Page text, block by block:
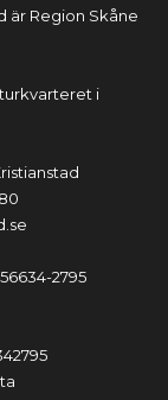
är Region Skåne
i
2795